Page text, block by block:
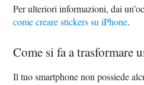
Per ulteriori informazioni, dai
come creare stickers su iPhone.
Come si fa a trasformare
Il tuo smartphone non possiede